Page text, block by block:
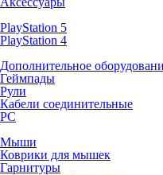
PlayStation 5
PlayStation 4
Дополнительное
Геймпады
Рули
Кабели соединительные
PC
Мыши
Коврики для мышек
Гарнитуры